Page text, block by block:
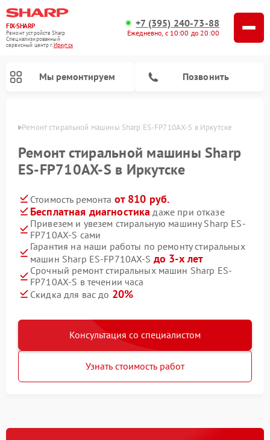
FIX-SHARP
Ремонт устройств Sharp
Специализированный
cервисный центр г.Иркутск
+7 (395) 240-73-88
Ежедневно, с 10:00 до 20:00
Мы ремонтируем Позвонить
Ремонт стиральной машины Sharp ES-FP710AX-S в Иркутске
Ремонт стиральной машины Sharp
ES-FP710AX-S в Иркутске
Стоимость ремонта от 810 руб.
Бесплатная диагностика даже при отказе
Привезем и увезем стиральную машину Sharp ES-
FP710AX-S сами
Гарантия на наши работы по ремонту стиральных
машин Sharp ES-FP710AX-S до 3-х лет
Срочный ремонт стиральных машин Sharp ES-
FP710AX-S в течении часа
Скидка для вас до 20%
Консультация со специалистом
Узнать стоимость работ